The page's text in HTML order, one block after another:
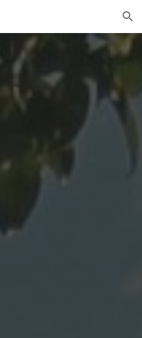
Skip to navigation